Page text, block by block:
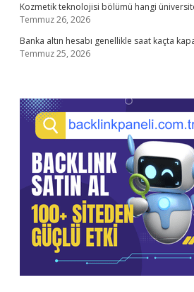
Kozmetik teknolojisi bölümü hangi
Temmuz 26, 2026
Banka altın hesabı genellikle saat kaçta
Temmuz 25, 2026